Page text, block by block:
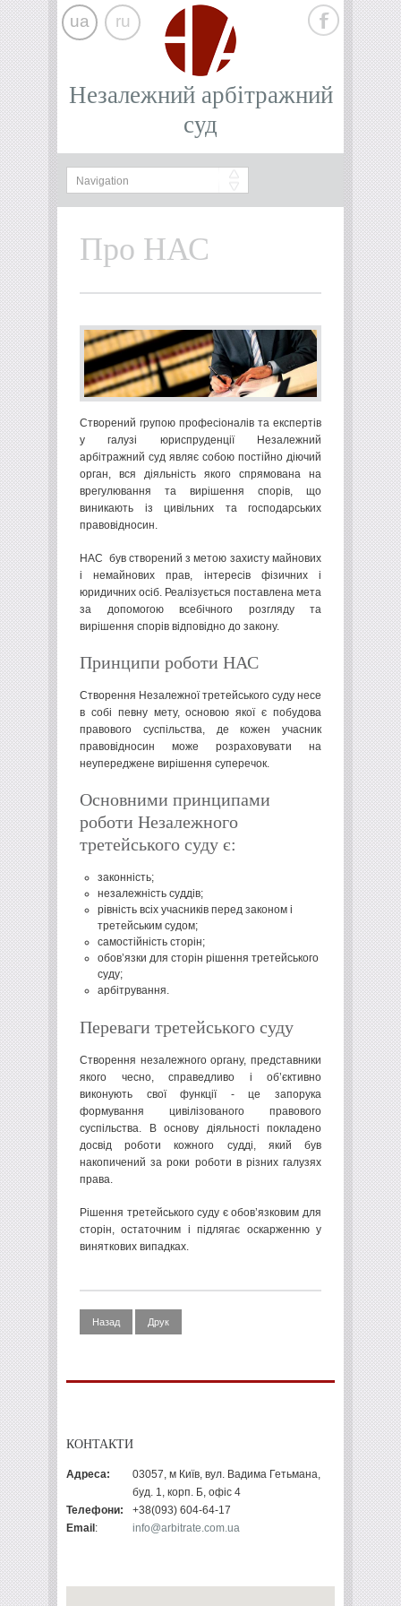
ua ru
Незалежний арбітражний
суд
Про НАС
Створений групою професіоналів та експертів
у галузі юриспруденції Незалежний
арбітражний суд являє собою постійно діючий
орган, вся діяльність якого спрямована на
врегулювання та вирішення спорів, що
виникають із цивільних та господарських
правовідносин.
НАС був створений з метою захисту майнових
і немайнових прав, інтересів фізичних і
юридичних осіб. Реалізується поставлена мета
за допомогою всебічного розгляду та
вирішення спорів відповідно до закону.
Принципи роботи НАС
Створення Незалежної третейського суду несе
в собі певну мету, основою якої є побудова
правового суспільства, де кожен учасник
правовідносин може розраховувати на
неупереджене вирішення суперечок.
Основними принципами
роботи Незалежного
третейського суду є:
законність;
незалежність суддів;
рівність всіх учасників перед законом і
третейським судом;
самостійність сторін;
обов’язки для сторін рішення третейського
суду;
арбітрування.
Переваги третейського суду
Створення незалежного органу, представники
якого чесно, справедливо і об’єктивно
виконують свої функції - це запорука
формування цивілізованого правового
суспільства. В основу діяльності покладено
досвід роботи кожного судді, який був
накопичений за роки роботи в різних галузях
права.
Рішення третейського суду є обов’язковим для
сторін, остаточним і підлягає оскарженню у
виняткових випадках.
Назад Друк
КОНТАКТИ
Адреса:
03057, м Київ, вул. Вадима Гетьмана,
буд. 1, корп. Б, офіс 4
Телефони:
+38(093) 604-64-17
Email : info@arbitrate.com.ua